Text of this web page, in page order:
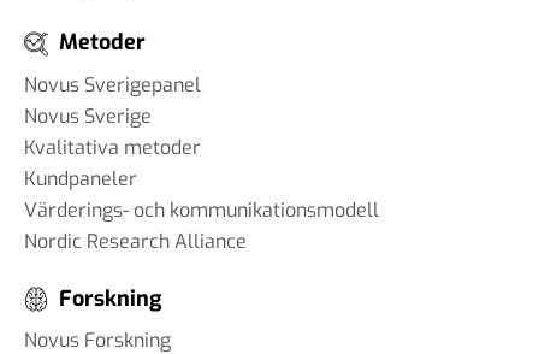
Metoder
Novus Sverigepanel
Novus Sverige
Kvalitativa metoder
Kundpaneler
Värderings- och kommunikationsmodell
Nordic Research Alliance
Forskning
Novus Forskning